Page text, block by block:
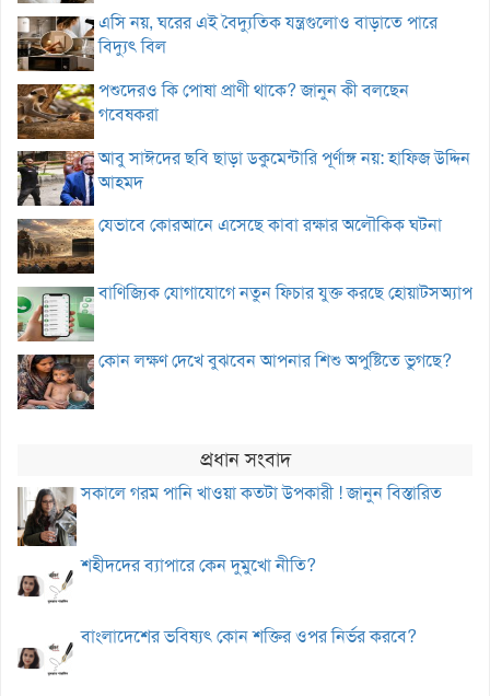
এসি নয়, ঘরের এই বৈদ্যুতিক যন্ত্রগুলোও বাড়াতে পারে
বিদ্যুৎ বিল
পশুদেরও কি পোষা প্রাণী থাকে? জানুন কী বলছেন
গবেষকরা
আবু সাঈদের ছবি ছাড়া ডকুমেন্টারি পূর্ণাঙ্গ নয়: হাফিজ উদ্দিন
আহমদ
যেভাবে কোরআনে এসেছে কাবা রক্ষার অলৌকিক ঘটনা
বাণিজ্যিক যোগাযোগে নতুন ফিচার যুক্ত করছে হোয়াটসঅ্যাপ
কোন লক্ষণ দেখে বুঝবেন আপনার শিশু অপুষ্টিতে ভুগছে?
প্রধান সংবাদ
সকালে গরম পানি খাওয়া কতটা উপকারী ! জানুন বিস্তারিত
শহীদদের ব্যাপারে কেন দুমুখো নীতি?
বাংলাদেশের ভবিষ্যৎ কোন শক্তির ওপর নির্ভর করবে?